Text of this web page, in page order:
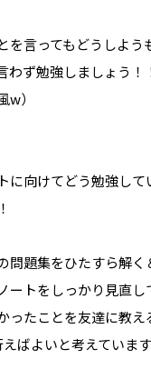
を言ってもどうしよう
わず勉強しましょう！
w）
に向けてどう勉強して
問題集をひたすら解く
ートをしっかり見直し
ったことを友達に教え
ばよいと考えています